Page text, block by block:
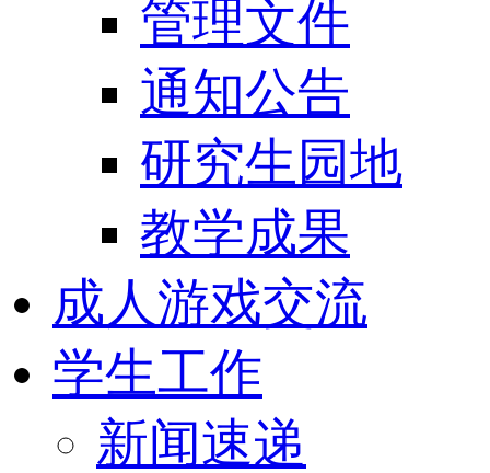
管理文件
通知公告
研究生园地
教学成果
成人游戏交流
学生工作
新闻速递